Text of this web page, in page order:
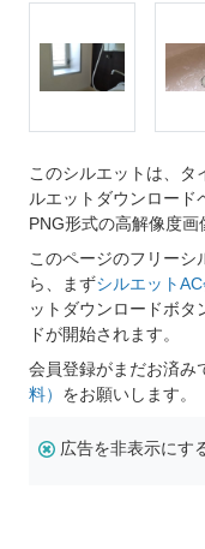
このシルエットは、タ
ルエットダウンロード
PNG形式の高解像度画
このページのフリーシ
ら、まずシルエット
ットダウンロードボタ
ドが開始されます。
会員登録がまだお済み
料） をお願いします。
広告を非表示にす